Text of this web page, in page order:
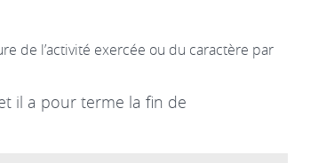
de l’activité exercée ou du caractère par
il a pour terme la fin de